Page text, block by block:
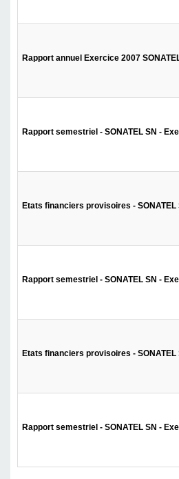
Rapport annuel Exercice 2007
Rapport semestriel - SONATEL SN -
Etats financiers provisoires -
Rapport semestriel - SONATEL SN -
Etats financiers provisoires -
Rapport semestriel - SONATEL SN -